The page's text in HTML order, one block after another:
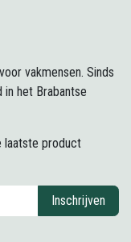
vakmensen. Sinds
het Brabantse
laatste product
Inschrijven